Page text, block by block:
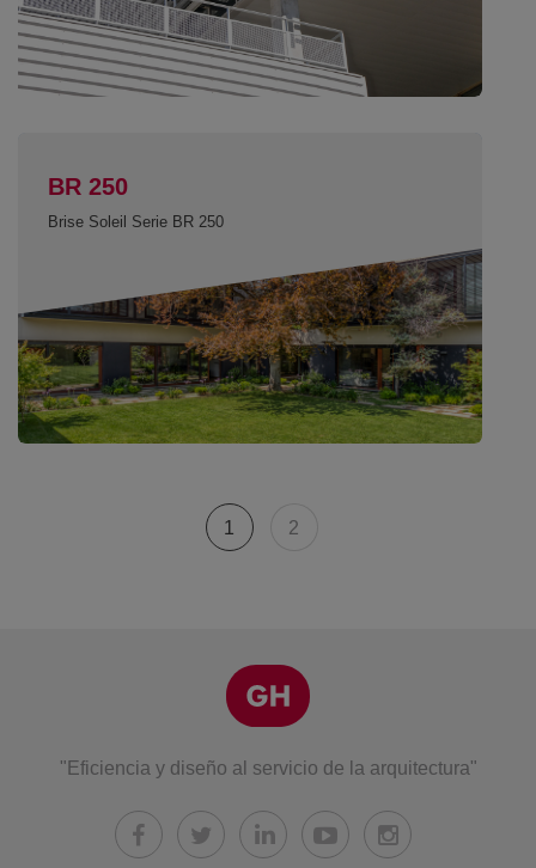
BR 250
Brise Soleil Serie BR 250
1 2
"Eficiencia y diseño al servicio de la arquitectura"